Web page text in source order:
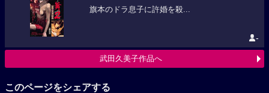
旗本のドラ息子に許婚を殺...
-
武田久美子作品へ
このページをシェアする